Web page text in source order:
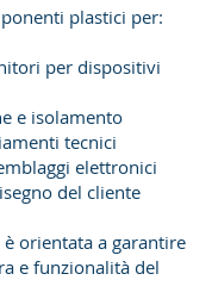
plastici per:
per dispositivi
e isolamento
tecnici
elettronici
del cliente
orientata a garantire
e funzionalità del